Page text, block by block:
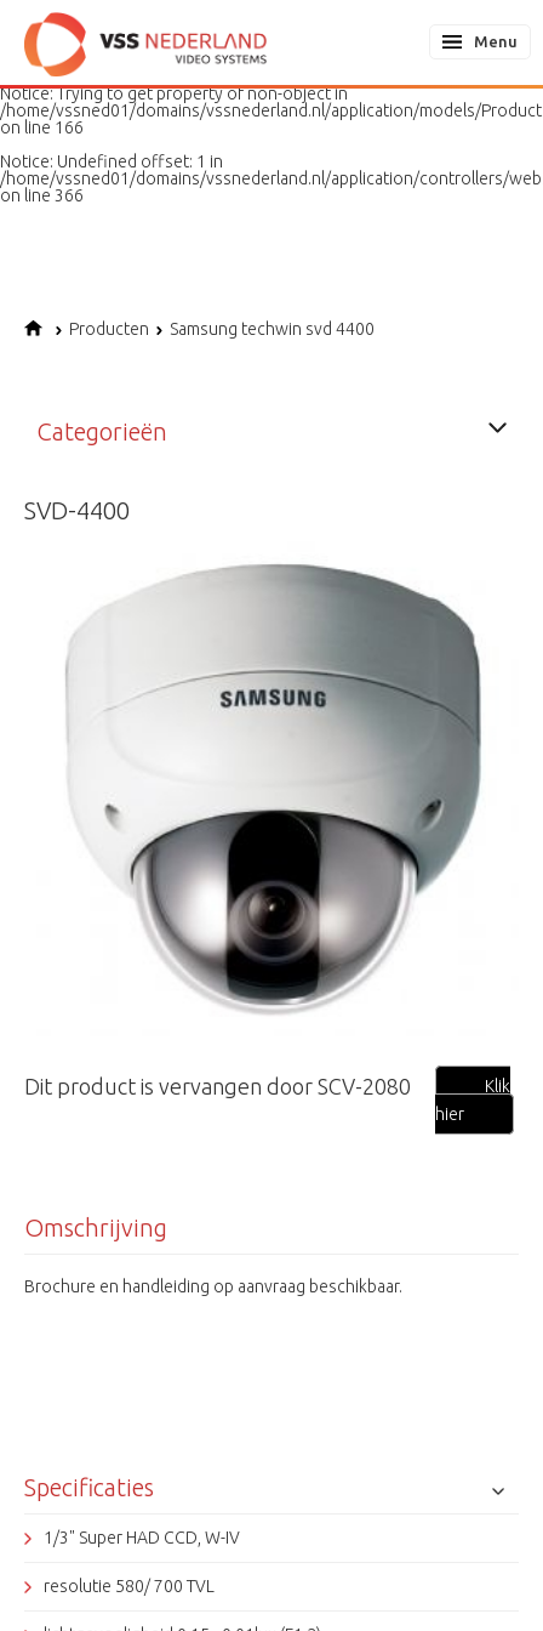
Notice: Undefined variable: page in
/home/vssned01/domains/vssnederland.nl/application/models/
on line
187
Notice: Trying to get property of non-object in
/home/vssned01/domains/vssnederland.nl/application/models/
on line 166
Notice: Undefined offset: 1 in
/home/vssned01/domains/vssnederland.nl/application/controllers/
on line 366
Menu
Producten Samsung techwin svd 4400
Categorieën
SVD-4400
Dit product is vervangen door SCV-2080
Klik
hier
Omschrijving
Brochure en handleiding op aanvraag beschikbaar.
Specificaties
1/3" Super HAD CCD, W-IV
resolutie 580/ 700 TVL